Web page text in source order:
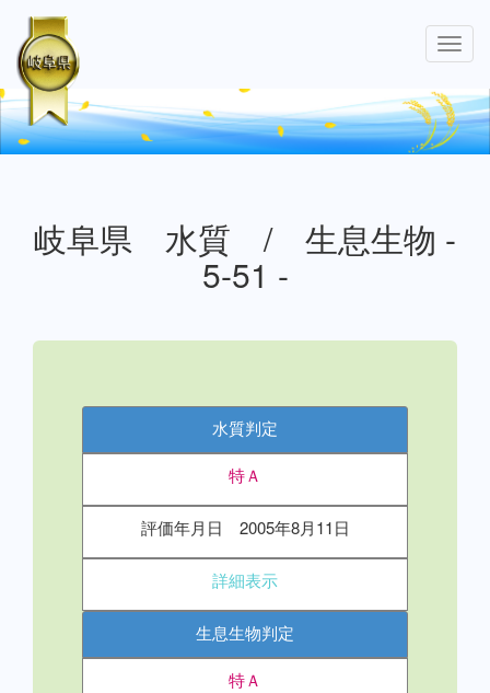
岐阜県 水質 / 生息生物 -
5-51 -
水質判定
特Ａ
評価年月日 2005年8月11日
詳細表示
生息生物判定
特Ａ